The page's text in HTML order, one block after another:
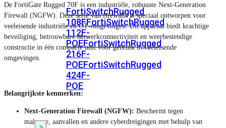
FortiSwitchRugged
108FFortiSwitchRugged
112F-
POEFortiSwitchRugged
216F-
POEFortiSwitchRugged
424F-
POE
WiFi
De FortiGate Rugged 70F is een industriële, robuuste Next‑Generation
Firewall (NGFW). Deze serie van firewalls is speciaal ontworpen voor
veeleisende industriële en OT‑omgevingen. Dit apparaat biedt krachtige
beveiliging, betrouwbare netwerkconnectiviteit en weerbestendige
constructie in één compacte unit voor gebruik in veeleisende
omgevingen.
Belangrijkste kenmerken:
Next-Generation Firewall (NGFW): Beschermt tegen
malware, aanvallen en andere cyberdreigingen met behulp van